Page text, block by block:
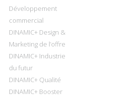
Développement
commercial
DINAMIC+ Design &
Marketing de l’offre
DINAMIC+ Industrie
du futur
DINAMIC+ Qualité
DINAMIC+ Booster